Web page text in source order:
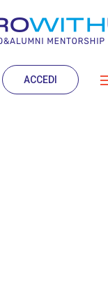
ACCEDI